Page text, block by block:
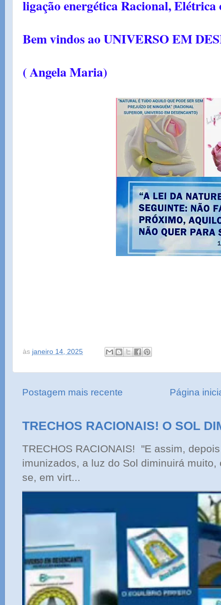
ligação energética Racional,
Bem vindos ao UNIVERSO EM
( Angela Maria)
às janeiro 14, 2025
Postagem mais recente Página
TRECHOS RACIONAIS! O SOL
TRECHOS RACIONAIS! "E assim,
imunizados, a luz do Sol diminuirá
se, em virt...